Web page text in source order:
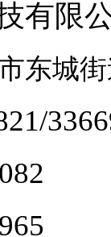
有限
东城